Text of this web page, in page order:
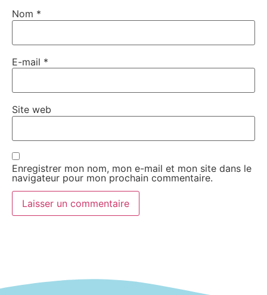
Nom *
E-mail *
Site web
Enregistrer mon nom, mon e-mail et mon site dans le
navigateur pour mon prochain commentaire.